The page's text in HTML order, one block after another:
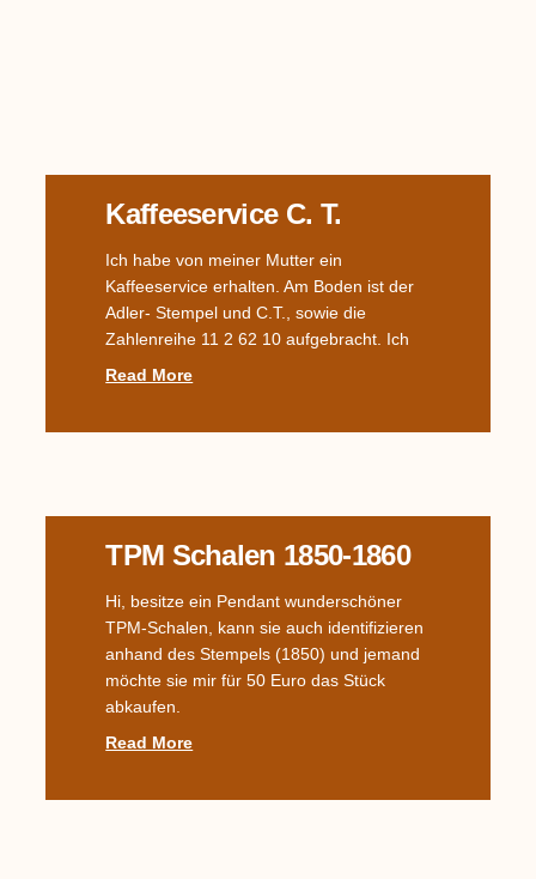
Kaffeeservice C. T.
Ich habe von meiner Mutter ein
Kaffeeservice erhalten. Am Boden ist der
Adler- Stempel und C.T., sowie die
Zahlenreihe 11 2 62 10 aufgebracht. Ich
Read More
TPM Schalen 1850-1860
Hi, besitze ein Pendant wunderschöner
TPM-Schalen, kann sie auch identifizieren
anhand des Stempels (1850) und jemand
möchte sie mir für 50 Euro das Stück
abkaufen.
Read More